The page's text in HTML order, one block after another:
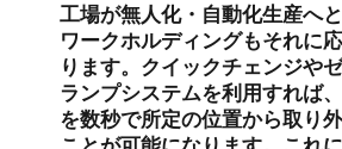
工場が無人化・自動化生産へと
ワークホルディングもそれに
ります。クイックチェンジや
ランプシステムを利用すれば
を数秒で所定の位置から取り